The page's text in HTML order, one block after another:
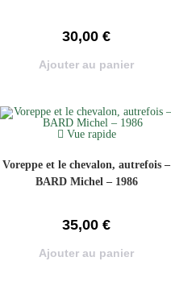
30,00 €
Ajouter au panier
Vue rapide
Voreppe et le chevalon, autrefois –
BARD Michel – 1986
35,00 €
Ajouter au panier